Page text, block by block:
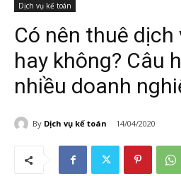
Dịch vụ kế toán
Có nên thuê dịch
hay không? Câu
nhiều doanh
By Dịch vụ kế toán 14/04/2020